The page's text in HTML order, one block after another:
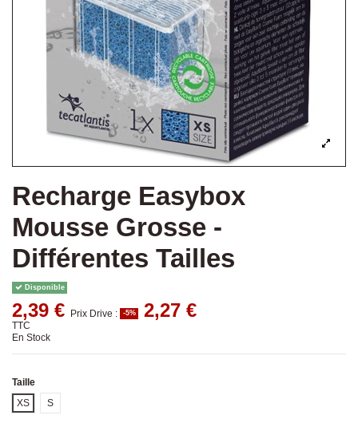
Recharge Easybox
Mousse Grosse -
Différentes Tailles
Disponible
2,39 € Prix Drive : -5% 2,27 €
TTC
En Stock
Taille
XS
S